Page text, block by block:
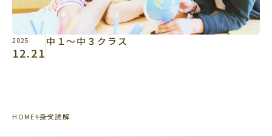
2025
12.21
中１～中３クラス
HOME#長文読解